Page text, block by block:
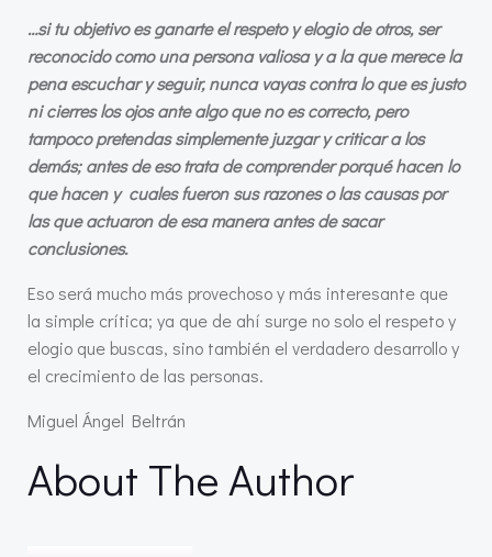
…si tu objetivo es ganarte el respeto y elogio de otros, ser
reconocido como una persona valiosa y a la que merece la
pena escuchar y seguir, nunca vayas contra lo que es justo
ni cierres los ojos ante algo que no es correcto, pero
tampoco pretendas simplemente juzgar y criticar a los
demás; antes de eso trata de comprender porqué hacen lo
que hacen y cuales fueron sus razones o las causas por
las que actuaron de esa manera antes de sacar
conclusiones.
Eso será mucho más provechoso y más interesante que
la simple crítica; ya que de ahí surge no solo el respeto y
elogio que buscas, sino también el verdadero desarrollo y
el crecimiento de las personas.
Miguel Ángel Beltrán
About The Author